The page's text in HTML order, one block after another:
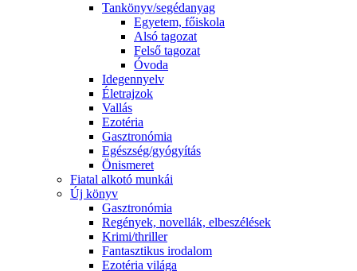
Tankönyv/segédanyag
Egyetem, főiskola
Alsó tagozat
Felső tagozat
Óvoda
Idegennyelv
Életrajzok
Vallás
Ezotéria
Gasztronómia
Egészség/gyógyítás
Önismeret
Fiatal alkotó munkái
Új könyv
Gasztronómia
Regények, novellák, elbeszélések
Krimi/thriller
Fantasztikus irodalom
Ezotéria világa